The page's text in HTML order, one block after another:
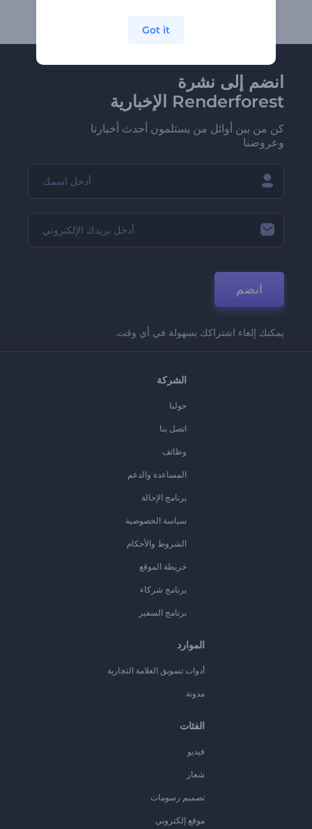
انضم إلى نشرة
Renderforest الإخبارية
كن من بين أوائل من يستلمون أحدث أخبارنا
وعروضنا
انضم
يمكنك إلغاء اشتراكك بسهولة في أي وقت.
الشركة
حولنا
اتصل بنا
وظائف
المساعدة والدعم
برنامج الإحالة
سياسة الخصوصية
الشروط والأحكام
خريطة الموقع
برنامج شركاء
برنامج السفير
الموارد
أدوات تسويق العلامة التجارية
مدونة
الفئات
فيديو
شعار
تصميم رسومات
موقع إلكتروني
Got it